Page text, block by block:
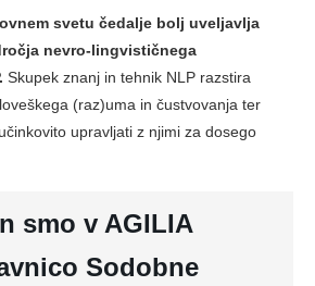
svetu čedalje bolj uveljavlja
nevro-lingvističnega
Skupek znanj in tehnik NLP razstira
(raz)uma in čustvovanja ter
upravljati z njimi za dosego
smo v AGILIA
Sodobne